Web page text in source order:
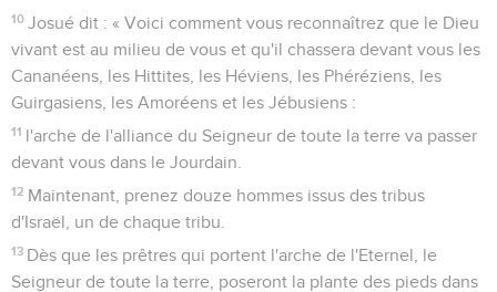
10 Josué dit : « Voici comment vous reconnaîtrez que le Dieu
vivant est au milieu de vous et qu'il chassera devant vous les
Cananéens, les Hittites, les Héviens, les Phéréziens, les
Guirgasiens, les Amoréens et les Jébusiens :
11 l'arche de l'alliance du Seigneur de toute la terre va passer
devant vous dans le Jourdain.
12 Maintenant, prenez douze hommes issus des tribus
d'Israël, un de chaque tribu.
13 Dès que les prêtres qui portent l'arche de l'Eternel, le
Seigneur de toute la terre, poseront la plante des pieds dans